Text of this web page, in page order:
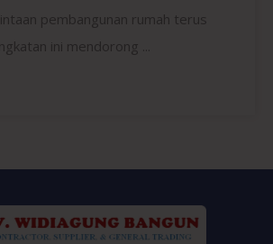
pembangunan rumah terus
ini mendorong ...